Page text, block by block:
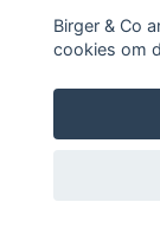
Birger & Co
cookies om